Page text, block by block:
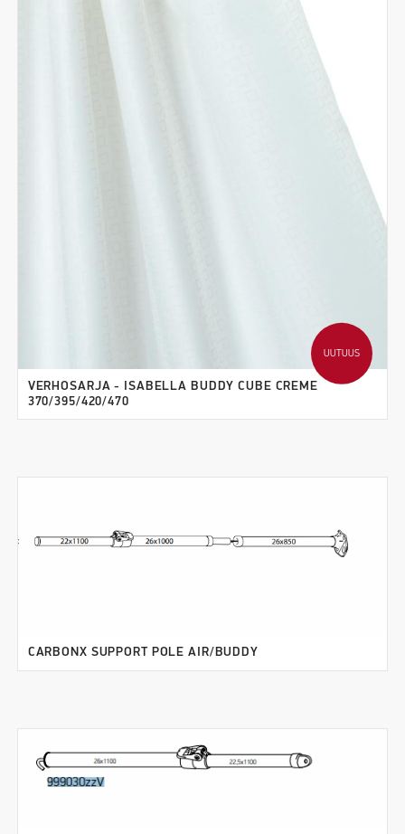
UUTUUS
VERHOSARJA - ISABELLA BUDDY CUBE CREME
370/395/420/470
CARBONX SUPPORT POLE AIR/BUDDY